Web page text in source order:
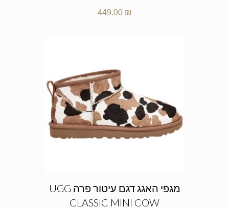
449.00 ₪
מגפי האגג דגם עיטור פרה UGG
CLASSIC MINI COW